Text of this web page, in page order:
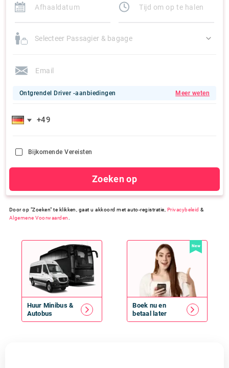
Selecteer Passagier & bagage
Ontgrendel Driver -aanbiedingen Meer weten
Bijkomende Vereisten
Zoeken op
Door op "Zoeken" te klikken, gaat u akkoord met auto-registratie, Privacybeleid &
Algemene Voorwaarden
Huur Minibus&
Autobus
New
Boek nu en
betaal later